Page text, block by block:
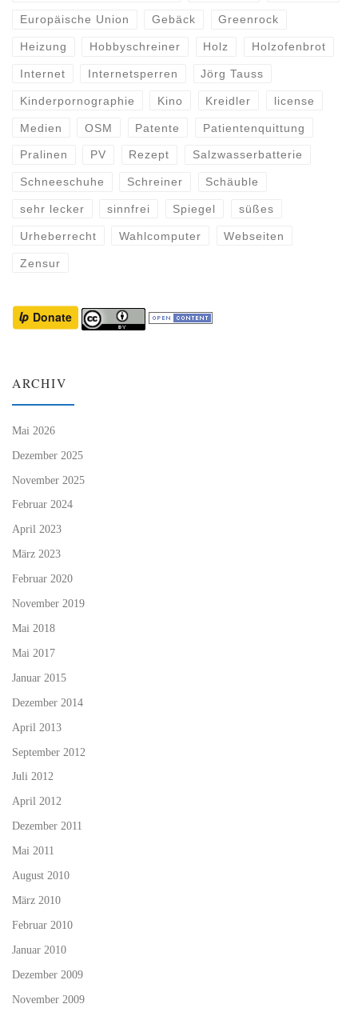
Europäische Union Gebäck Greenrock
Heizung Hobbyschreiner Holz Holzofenbrot
Internet Internetsperren Jörg Tauss
Kinderpornographie Kino Kreidler license
Medien OSM Patente Patientenquittung
Pralinen PV Rezept Salzwasserbatterie
Schneeschuhe Schreiner Schäuble
sehr lecker sinnfrei Spiegel süßes
Urheberrecht Wahlcomputer Webseiten
Zensur
ARCHIV
Mai 2026
Dezember 2025
November 2025
Februar 2024
April 2023
März 2023
Februar 2020
November 2019
Mai 2018
Mai 2017
Januar 2015
Dezember 2014
April 2013
September 2012
Juli 2012
April 2012
Dezember 2011
Mai 2011
August 2010
März 2010
Februar 2010
Januar 2010
Dezember 2009
November 2009